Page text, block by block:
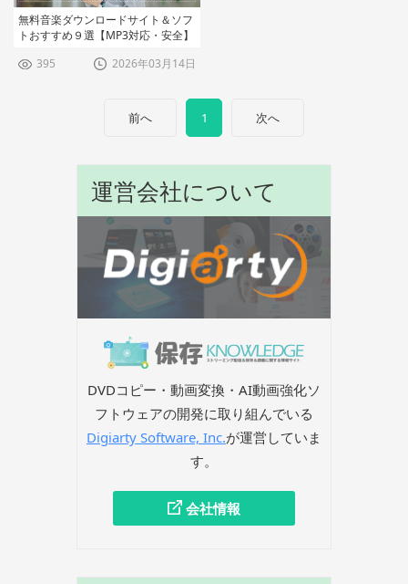
無料音楽ダウンロードサイト＆ソフ
トおすすめ９選【MP3対応・安全】
395
2026年03月14日
前へ 1 次へ
運営会社について
DVDコピー・動画変換・AI動画強化ソ
フトウェアの開発に取り組んでいる
Digiarty Software, Inc.が運営していま
す。
会社情報